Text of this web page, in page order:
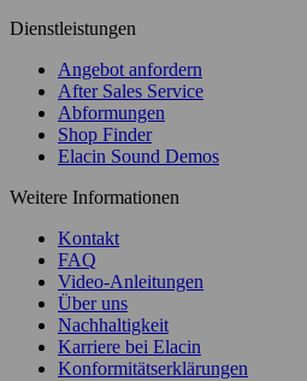
Dienstleistungen
Angebot anfordern
After Sales Service
Abformungen
Shop Finder
Elacin Sound Demos
Weitere Informationen
Kontakt
FAQ
Video-Anleitungen
Über uns
Nachhaltigkeit
Karriere bei Elacin
Konformitätserklärungen